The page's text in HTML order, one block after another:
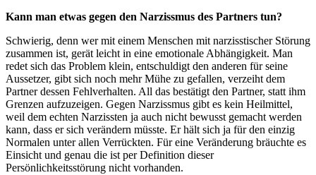
Kann man etwas gegen den Narzissmus des Partners tun?
Schwierig, denn wer mit einem Menschen mit narzisstischer Störung
zusammen ist, gerät leicht in eine emotionale Abhängigkeit. Man
redet sich das Problem klein, entschuldigt den anderen für seine
Aussetzer, gibt sich noch mehr Mühe zu gefallen, verzeiht dem
Partner dessen Fehlverhalten. All das bestätigt den Partner, statt ihm
Grenzen aufzuzeigen. Gegen Narzissmus gibt es kein Heilmittel,
weil dem echten Narzissten ja auch nicht bewusst gemacht werden
kann, dass er sich verändern müsste. Er hält sich ja für den einzig
Normalen unter allen Verrückten. Für eine Veränderung bräuchte es
Einsicht und genau die ist per Definition dieser
Persönlichkeitsstörung nicht vorhanden.